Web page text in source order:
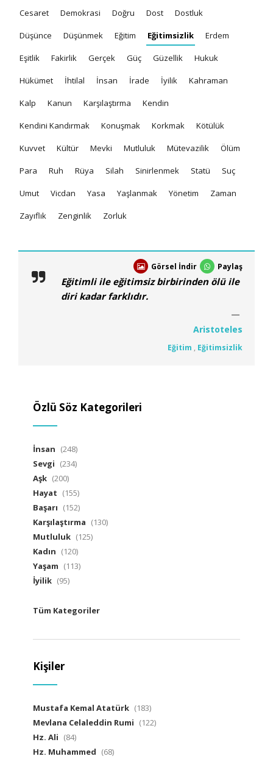
Cesaret Demokrasi Doğru Dost Dostluk
Düşünce Düşünmek Eğitim Eğitimsizlik Erdem
Eşitlik Fakirlik Gerçek Güç Güzellik Hukuk
Hükümet İhtilal İnsan İrade İyilik Kahraman
Kalp Kanun Karşılaştırma Kendin
Kendini Kandırmak Konuşmak Korkmak Kötülük
Kuvvet Kültür Mevki Mutluluk Mütevazilik Ölüm
Para Ruh Rüya Silah Sinirlenmek Statü Suç
Umut Vicdan Yasa Yaşlanmak Yönetim Zaman
Zayıflık Zenginlik Zorluk
Görsel İndir Paylaş
Eğitimli ile eğitimsiz birbirinden ölü ile
diri kadar farklıdır.
Aristoteles
Eğitim , Eğitimsizlik
Özlü Söz Kategorileri
İnsan (248)
Sevgi (234)
Aşk (200)
Hayat (155)
Başarı (152)
Karşılaştırma (130)
Mutluluk (125)
Kadın (120)
Yaşam (113)
İyilik (95)
Tüm Kategoriler
Kişiler
Mustafa Kemal Atatürk (183)
Mevlana Celaleddin Rumi (122)
Hz. Ali (84)
Hz. Muhammed (68)